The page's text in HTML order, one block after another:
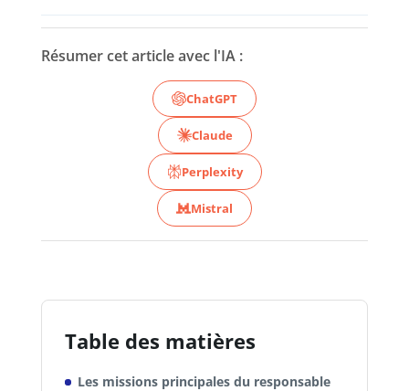
Résumer cet article avec l'IA :
ChatGPT
Claude
Perplexity
Mistral
Table des matières
Les missions principales du responsable